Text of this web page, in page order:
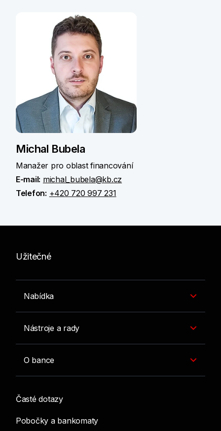
Michal Bubela
Manažer pro oblast financování
E-mail: michal_bubela@kb.cz
Telefon: +420 720 997 231
Užitečné
Nabídka
Nástroje a rady
O bance
Časté dotazy
Pobočky a bankomaty